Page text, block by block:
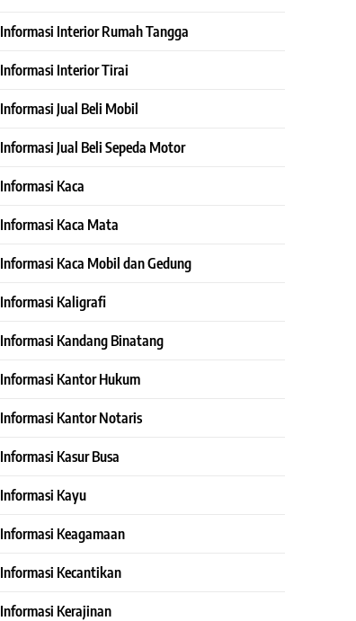
Informasi Interior Rumah Tangga
Informasi Interior Tirai
Informasi Jual Beli Mobil
Informasi Jual Beli Sepeda Motor
Informasi Kaca
Informasi Kaca Mata
Informasi Kaca Mobil dan Gedung
Informasi Kaligrafi
Informasi Kandang Binatang
Informasi Kantor Hukum
Informasi Kantor Notaris
Informasi Kasur Busa
Informasi Kayu
Informasi Keagamaan
Informasi Kecantikan
Informasi Kerajinan